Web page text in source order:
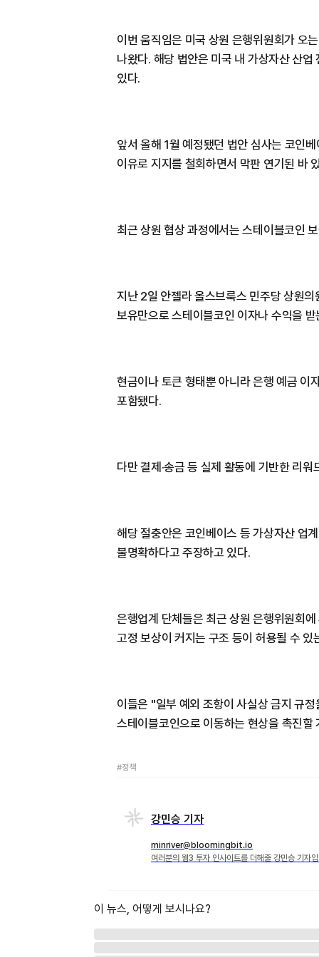
이번 움직임은 미국 상원 은행위원회가
나왔다. 해당 법안은 미국 내 가상자산 산
있다.
앞서 올해 1월 예정됐던 법안 심사는 코인
이유로 지지를 철회하면서 막판 연기된 바
최근 상원 협상 과정에서는 스테이블코인
지난 2일 안젤라 올스브룩스 민주당 상원
보유만으로 스테이블코인 이자나 수익을
현금이나 토큰 형태뿐 아니라 은행 예금 이
포함됐다.
다만 결제·송금 등 실제 활동에 기반한 리
해당 절충안은 코인베이스 등 가상자산 업
불명확하다고 주장하고 있다.
은행업계 단체들은 최근 상원 은행위원회
고정 보상이 커지는 구조 등이 허용될 수
이들은 "일부 예외 조항이 사실상 금지 규
스테이블코인으로 이동하는 현상을 촉진할
#정책
강민승 기자
minriver@bloomingbit.io
여러분의 웹3 투자 인사이트를 더해줄 강민승 기자
이 뉴스, 어떻게 보시나요?